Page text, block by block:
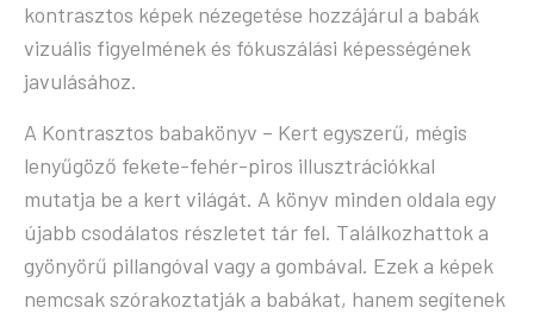
kontrasztos képek nézegetése hozzájárul a babák
vizuális figyelmének és fókuszálási képességének
javulásához.
A Kontrasztos babakönyv – Kert egyszerű, mégis
lenyűgöző fekete-fehér-piros illusztrációkkal
mutatja be a kert világát. A könyv minden oldala egy
újabb csodálatos részletet tár fel. Találkozhattok a
gyönyörű pillangóval vagy a gombával. Ezek a képek
nemcsak szórakoztatják a babákat, hanem segítenek